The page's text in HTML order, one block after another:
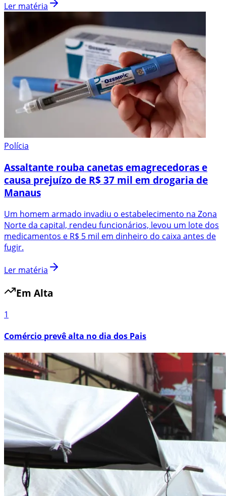
Ler matéria
Polícia
Assaltante rouba canetas emagrecedoras e
causa prejuízo de R$ 37 mil em drogaria de
Manaus
Um homem armado invadiu o estabelecimento na Zona
Norte da capital, rendeu funcionários, levou um lote dos
medicamentos e R$ 5 mil em dinheiro do caixa antes de
fugir.
Ler matéria
Em Alta
1
Comércio prevê alta no dia dos Pais